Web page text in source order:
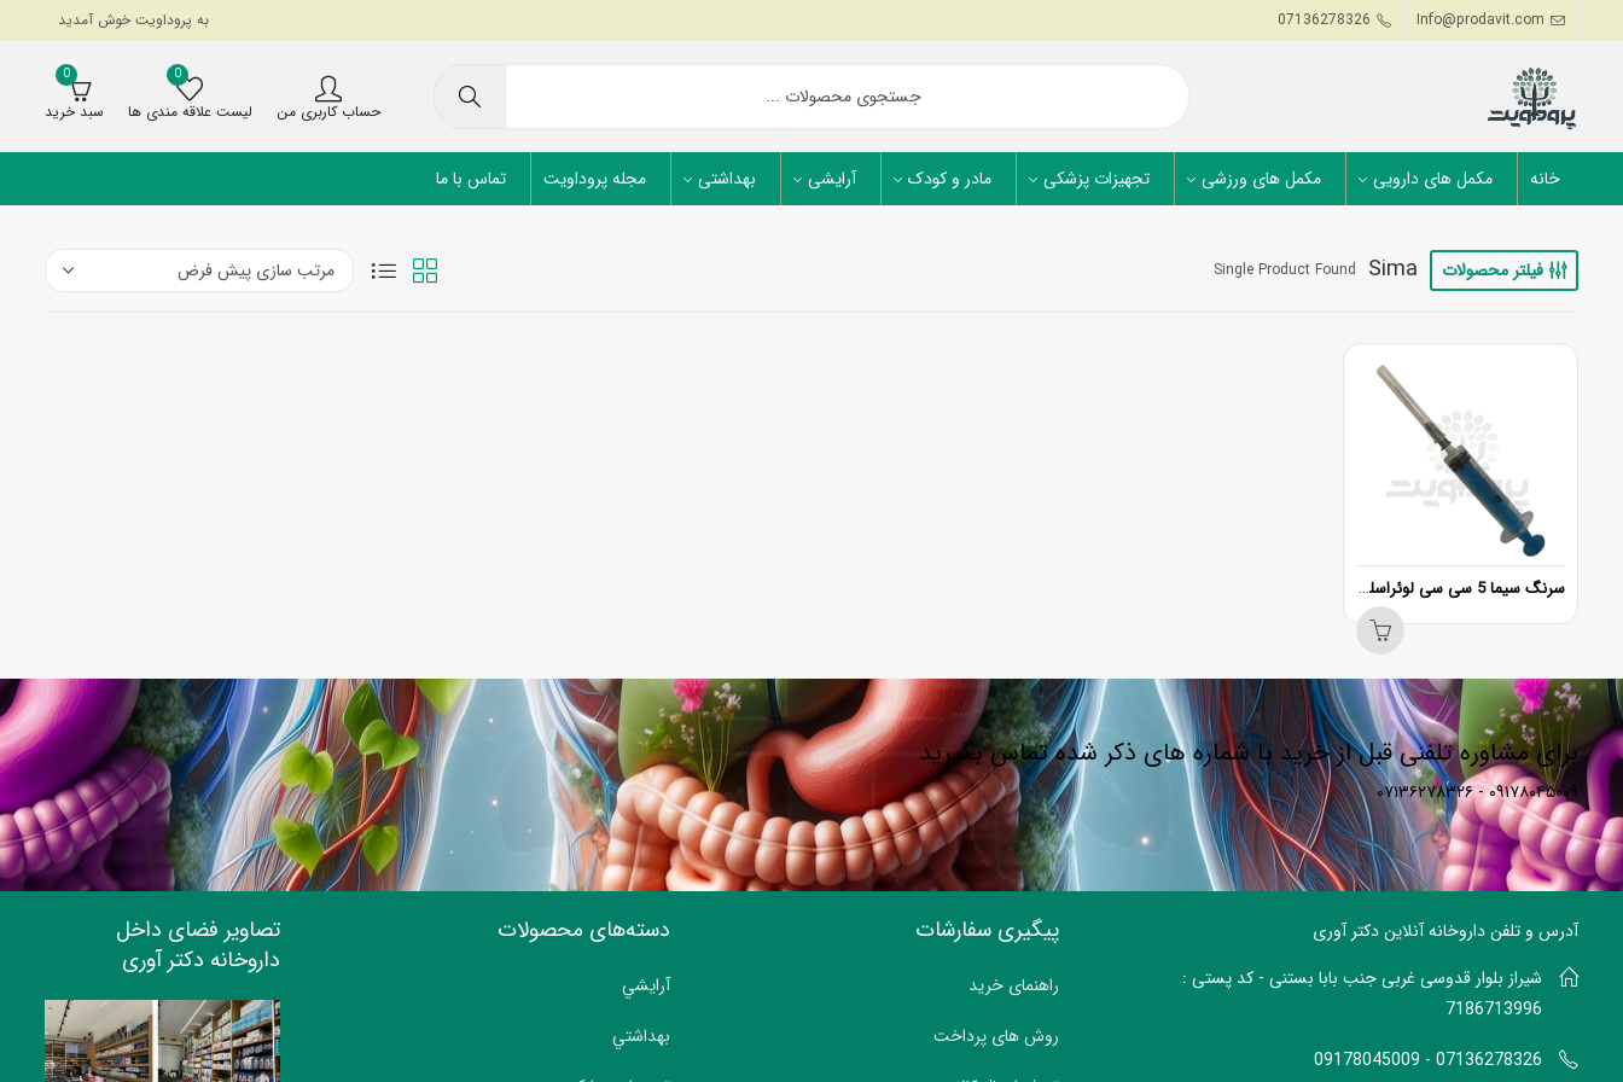
Info@prodavit.com
07136278326 به پروداویت خوش آمدید
حساب کاربری من
0
لیست علاقه مندی ها
0
سبد خرید
خانه مکمل های دارویی مکمل های ورزشی تجهیزات پزشکی مادر و کودک آرایشی بهداشتی مجله پروداویت تماس با ما
فیلتر محصولات Sima
Single Product Found
سرنگ سیما 5 سی سی لوئراسلیپ
برای مشاوره تلفنی قبل از خرید با شماره های ذکر شده تماس بگیرید
۰۹۱۷۸۰۴۵۰۰۹ - ۰۷۱۳۶۲۷۸۳۲۶
آدرس و تلفن داروخانه آنلاین دکتر آوری
شیراز بلوار قدوسی غربی جنب بابا بستنی - کد پستی :
7186713996
07136278326 - 09178045009
پیگیری سفارشات
راهنمای خرید
روش های پرداخت
دسته‌های محصولات
آرايشي
بهداشتي
تصاویر فضای داخل
داروخانه دکتر آوری